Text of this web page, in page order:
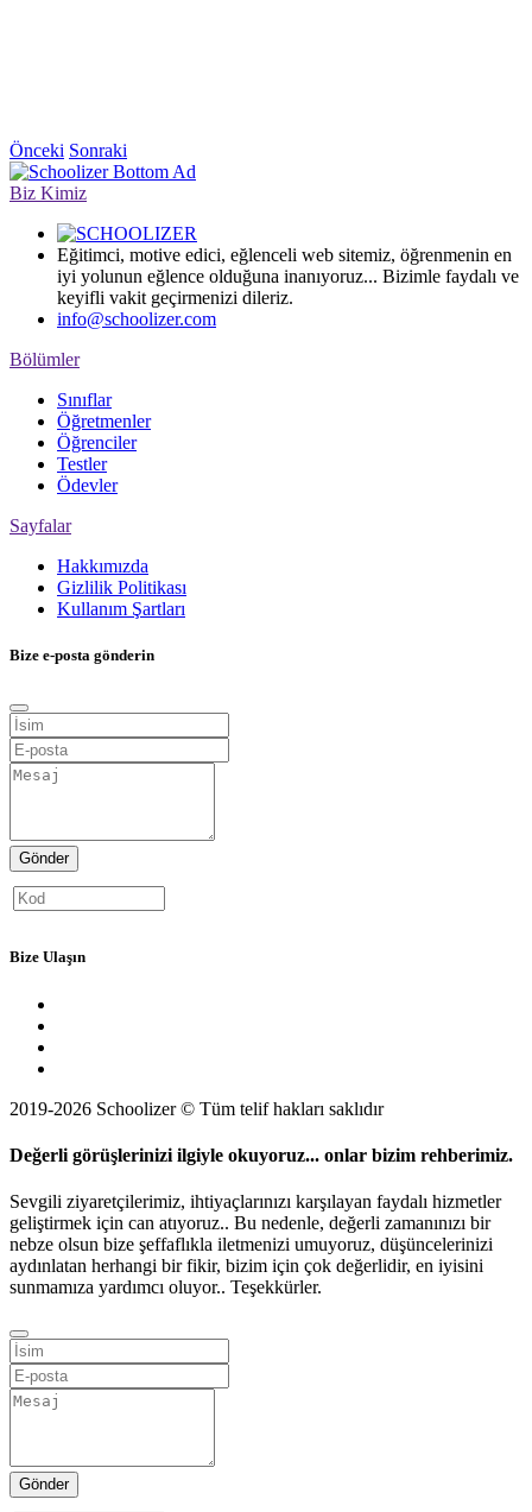
Önceki Sonraki
Biz Kimiz
Eğitimci, motive edici, eğlenceli web sitemiz, öğrenmenin en
iyi yolunun eğlence olduğuna inanıyoruz... Bizimle faydalı ve
keyifli vakit geçirmenizi dileriz.
info@schoolizer.com
Bölümler
Sınıflar
Öğretmenler
Öğrenciler
Testler
Ödevler
Sayfalar
Hakkımızda
Gizlilik Politikası
Kullanım Şartları
Bize e-posta gönderin
Gönder
Bize Ulaşın
2019-2026 Schoolizer © Tüm telif hakları saklıdır
Değerli görüşlerinizi ilgiyle okuyoruz... onlar bizim rehberimiz.
Sevgili ziyaretçilerimiz, ihtiyaçlarınızı karşılayan faydalı hizmetler
geliştirmek için can atıyoruz.. Bu nedenle, değerli zamanınızı bir
nebze olsun bize şeffaflıkla iletmenizi umuyoruz, düşüncelerinizi
aydınlatan herhangi bir fikir, bizim için çok değerlidir, en iyisini
sunmamıza yardımcı oluyor.. Teşekkürler.
Gönder